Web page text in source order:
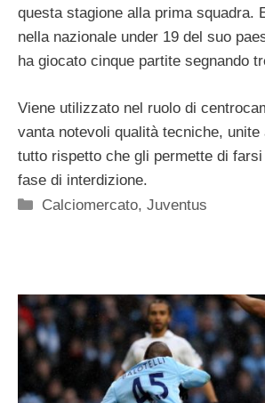
questa stagione alla prima squadra.
nella nazionale under 19 del suo
ha giocato cinque partite segnando
Viene utilizzato nel ruolo di
vanta notevoli qualità tecniche, unite
tutto rispetto che gli permette di
fase di interdizione.
Categorie
Calciomercato,Juventus